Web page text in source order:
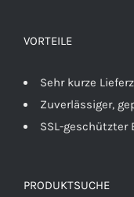
VORTEILE
Sehr kurze
Zuverlässiger,
SSL-geschützter
PRODUKTSUCHE